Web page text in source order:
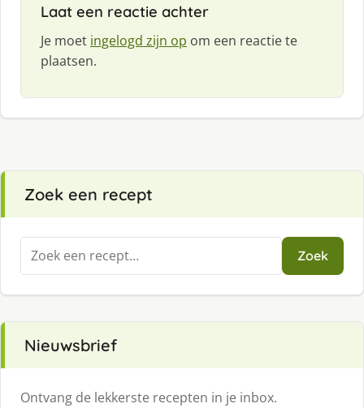
Laat een reactie achter
Je moet ingelogd zijn op om een reactie te
plaatsen.
Zoek een recept
Zoeken
naar:
Zoek
Nieuwsbrief
Ontvang de lekkerste recepten in je inbox.